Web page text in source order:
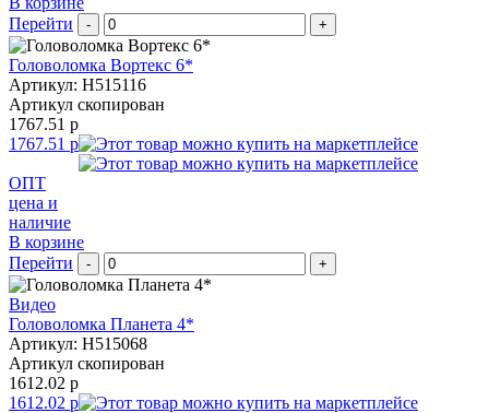
Перейти
- +
Головоломка Вортекс 6*
Артикул: H515116
Артикул скопирован
1767.51 р
1767.51 р
ОПТ
цена и
наличие
В корзине
Перейти
- +
Видео
Головоломка Планета 4*
Артикул: H515068
Артикул скопирован
1612.02 р
1612.02 р